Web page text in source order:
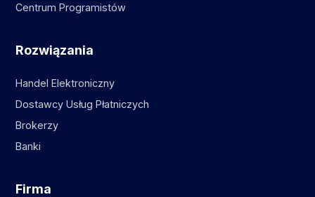
Centrum Programistów
Rozwiązania
Handel Elektroniczny
Dostawcy Usług Płatniczych
Brokerzy
Banki
Firma